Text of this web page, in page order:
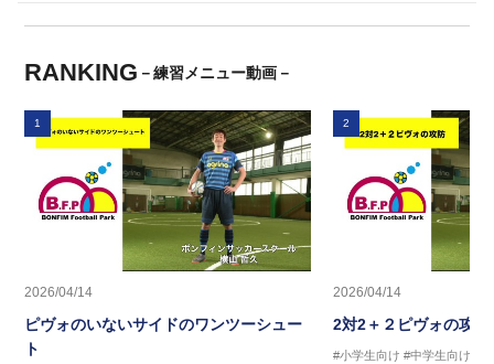
RANKING －練習メニュー動画－
1
2026/04/14
ピヴォのいないサイドのワンツーシュー
ト
2
2026/04/14
2対2＋２ピヴォの攻防
#小学生向け #中学生向け